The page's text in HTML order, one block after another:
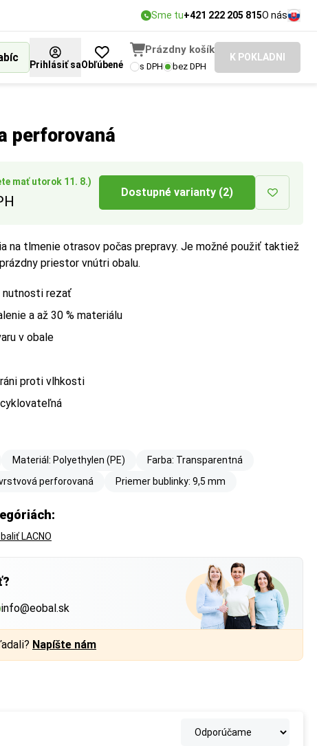
Sme tu+421 222 205 815O nás
Prihlásiť saObľúbené
Prázdny košík
s DPH bez DPH
K POKLADNI
perforovaná
mať utorok 11. 8.)
Dostupné varianty (2)
na tlmenie otrasov počas prepravy. Je možné použiť taktiež
priestor vnútri obalu.
nutnosti rezať
a až 30 % materiálu
v obale
proti vlhkosti
Materiál: Polyethylen (PE)
Farba: Transparentná
perforovaná
Priemer bublinky: 9,5 mm
LACNO
info@eobal.sk
Napíšte nám
predmetov alebo